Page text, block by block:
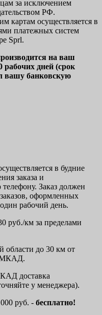
за исключением
РФ.
картам осуществляется в
платежных систем
Sprl.
на ваш
рабочих дней (срок
вашу банковскую
в будние
заказа и
Заказ должен
оформленных
рабочий день.
руб./км за пределами
области до 30 км от
МКАД.
доставка
у менеджера).
руб. - бесплатно!